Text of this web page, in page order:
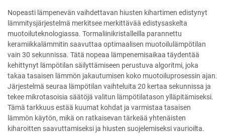
Nopeasti lämpenevän vaihdettavan hiusten kihartimen edistynyt
lämmitysjärjestelmä merkitsee merkittävää edistysaskelta
muotoiluteknologiassa. Tormaliinikristalleilla parannettu
keramiikkalämmitin saavuttaa optimaalisen muotoilulämpötilan
vain 30 sekunnissa. Tätä nopeaa lämpenemisaikaa täydentää
kehittynyt lämpötilan säilyttämiseen perustuva algoritmi, joka
takaa tasaisen lämmön jakautumisen koko muotoiluprosessin ajan.
Järjestelmä seuraa lämpötilan vaihteluita 20 kertaa sekunnissa ja
tekee mikrotasoisia säätöjä valitun lämpötilatason ylläpitämiseksi.
Tämä tarkkuus estää kuumat kohdat ja varmistaa tasaisen
lämmön käytön, mikä on ratkaisevan tärkeää yhtenäisten
kiharoitten saavuttamiseksi ja hiusten suojelemiseksi vaurioilta.